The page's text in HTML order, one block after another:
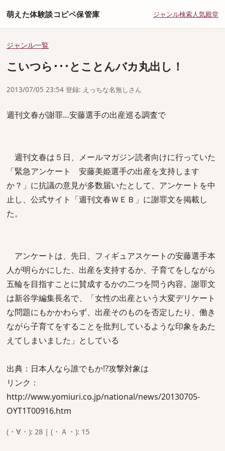
萌えた体験談コピペ保管庫 ジャンル検索人気殿堂
ジャンル一覧
こいつら･･･とことんバカ丸出し！
2013/07/05 23:54 登録: えっちな名無しさん
週刊文春が謝罪…安藤選手の出産巡る調査で
週刊文春は５日、メールマガジン読者向けに行っていた
「緊急アンケート 安藤美姫選手の出産を支持します
か？」に抗議の意見が多数届いたとして、アンケートを中
止し、公式サイト「週刊文春ＷＥＢ」に謝罪文を掲載し
た。
アンケートは、先日、フィギュアスケートの安藤選手本
人が明らかにした、出産を支持するか、子育てをしながら
五輪を目指すことに賛成するかの二つを問う内容。謝罪文
は新谷学編集長名で、「女性の出産という大変デリケート
な問題にもかかわらず、出産そのものを否定したり、働き
ながら子育てをすることを批判しているような印象をあた
えてしまいました」としている
出典：日本人なら誰でもか!?攻撃対象は
リンク：
http://www.yomiuri.co.jp/national/news/20130705-
OYT1T00916.htm
(・∀・): 28 | (・Ａ・): 15